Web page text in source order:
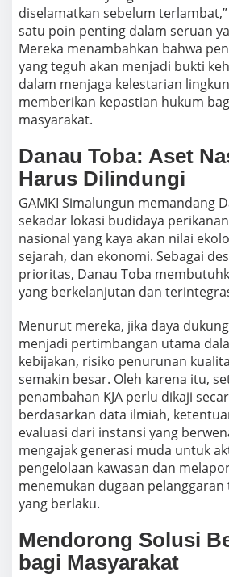
diselamatkan sebelum
satu poin penting dalam seruan
Mereka menambahkan bahwa
yang teguh akan menjadi bukti
dalam menjaga kelestarian
memberikan kepastian hukum
masyarakat.
Danau Toba: Aset
Harus Dilindungi
GAMKI Simalungun memandang
sekadar lokasi budidaya
nasional yang kaya akan nilai
sejarah, dan ekonomi. Sebagai
prioritas, Danau Toba
yang berkelanjutan dan
Menurut mereka, jika daya
menjadi pertimbangan utama
kebijakan, risiko penurunan
semakin besar. Oleh karena itu,
penambahan KJA perlu dikaji
berdasarkan data ilmiah,
evaluasi dari instansi yang
mengajak generasi muda untuk
pengelolaan kawasan dan
menemukan dugaan
yang berlaku.
Mendorong Solusi
bagi Masyarakat